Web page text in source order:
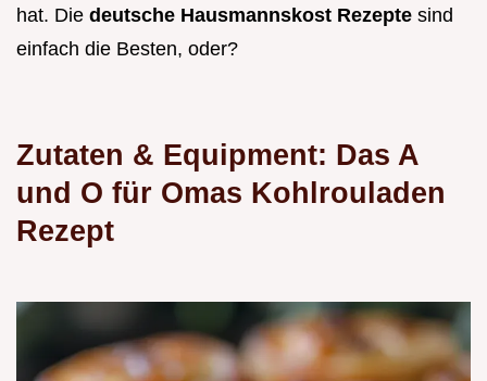
hat. Die deutsche Hausmannskost Rezepte sind
einfach die Besten, oder?
Zutaten & Equipment: Das A
und O für Omas Kohlrouladen
Rezept